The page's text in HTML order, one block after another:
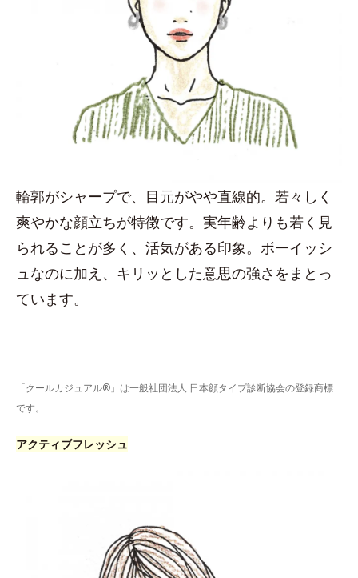
輪郭がシャープで、目元がやや直線的。若々しく
爽やかな顔立ちが特徴です。実年齢よりも若く見
られることが多く、活気がある印象。ボーイッシ
ュなのに加え、キリッとした意思の強さをまとっ
ています。
「クールカジュアル®」は一般社団法人 日本顔タイプ診断協会の登録商標
です。
アクティブフレッシュ